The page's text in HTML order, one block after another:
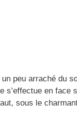
peu arraché du
s’effectue en face
sous le